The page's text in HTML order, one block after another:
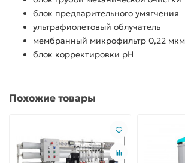
блок предварительного умягчения
ультрафиолетовый облучатель
мембранный микрофильтр 0,22 мкм
блок корректировки рН
Похожие товары